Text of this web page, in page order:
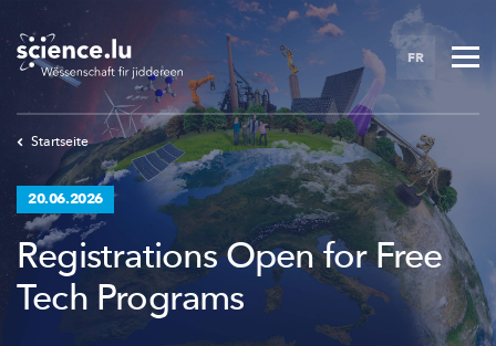
to
main
content
FR
Startseite
20.06.2026
Registrations Open for Free
Tech Programs